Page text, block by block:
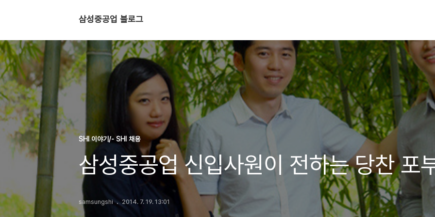
삼성중공업 블로그
SHI 이야기/- SHI 채용
삼성중공업 신입사원이 전하는 당찬 포
samsungshi 2014. 7. 19. 13:01